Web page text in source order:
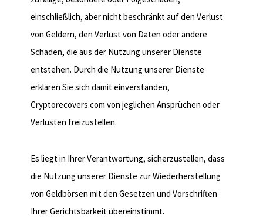
einschließlich, aber nicht beschränkt auf den Verlust
von Geldern, den Verlust von Daten oder andere
Schäden, die aus der Nutzung unserer Dienste
entstehen. Durch die Nutzung unserer Dienste
erklären Sie sich damit einverstanden,
Cryptorecovers.com von jeglichen Ansprüchen oder
Verlusten freizustellen.
Es liegt in Ihrer Verantwortung, sicherzustellen, dass
die Nutzung unserer Dienste zur Wiederherstellung
von Geldbörsen mit den Gesetzen und Vorschriften
Ihrer Gerichtsbarkeit übereinstimmt.